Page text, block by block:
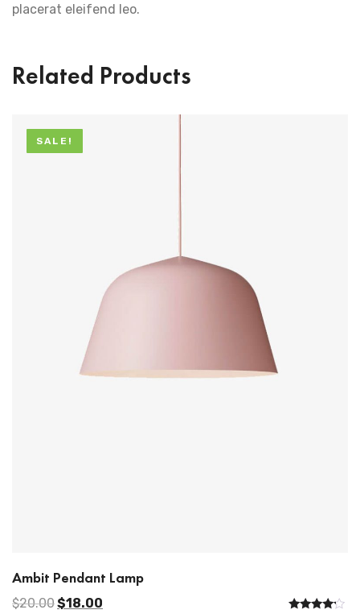
placerat eleifend leo.
Related Products
SALE!
Ambit Pendant Lamp
$20.00$18.00